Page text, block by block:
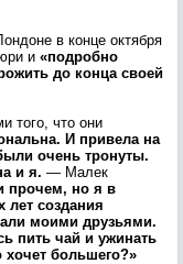
в конце октября
и «подробно
до конца своей
того, что они
И привела на
очень тронуты.
и я. — Малек
прочем, но я в
лет создания
моими друзьями.
пить чай и ужинать
большего?»